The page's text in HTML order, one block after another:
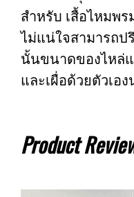
สำหรับ เสื้อไหมพ
ไม่แน่ใจสามารถ
นั้นขนาดของไหล่
และเผื่อด้วยตัวเอง
Product